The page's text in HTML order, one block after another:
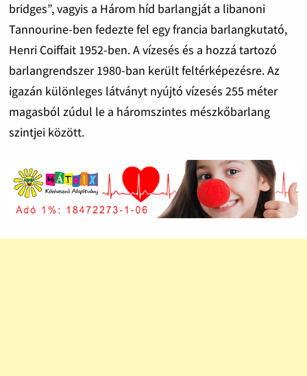
bridges”, vagyis a Három híd barlangját a libanoni
Tannourine-ben fedezte fel egy francia barlangkutató,
Henri Coiffait 1952-ben. A vízesés és a hozzá tartozó
barlangrendszer 1980-ban került feltérképezésre. Az
igazán különleges látványt nyújtó vízesés 255 méter
magasból zúdul le a háromszintes mészkőbarlang
szintjei között.